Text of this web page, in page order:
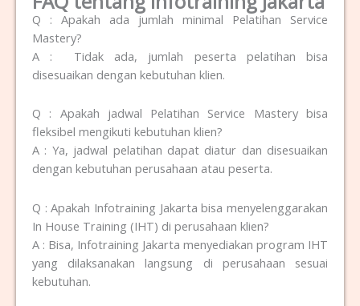
Q : Apakah ada jumlah minimal Pelatihan Service
Mastery?
A : Tidak ada, jumlah peserta pelatihan bisa
disesuaikan dengan kebutuhan klien.
Q : Apakah jadwal Pelatihan Service Masterybisa
fleksibel mengikuti kebutuhan klien?
A : Ya, jadwal pelatihan dapat diatur dan disesuaikan
dengan kebutuhan perusahaan atau peserta.
Q : Apakah Infotraining Jakarta bisa menyelenggarakan
In House Training (IHT) di perusahaan klien?
A : Bisa, Infotraining Jakarta menyediakan program IHT
yang dilaksanakan langsung di perusahaan sesuai
kebutuhan.